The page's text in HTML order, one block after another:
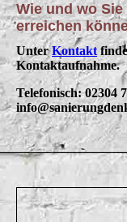
Wie und wo
erreichen
UnterKontakt
Kontaktaufnahme.
Telefonisch: 02304